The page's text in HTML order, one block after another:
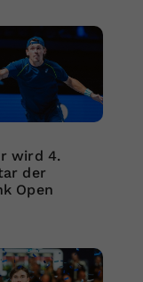
wird 4.
der
Open